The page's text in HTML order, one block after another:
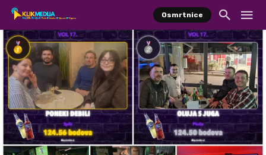
Osmrtnice